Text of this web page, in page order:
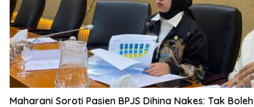
Maharani Soroti Pasien BPJS Dihina Nakes: Tak Boleh